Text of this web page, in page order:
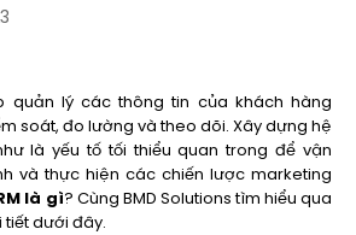
quản lý các thông tin của khách hàng
soát, đo lường và theo dõi. Xây dựng hệ
là yếu tố tối thiểu quan trong để vận
và thực hiện các chiến lược marketing
là gì? Cùng BMD Solutions tìm hiểu qua
dưới đây.